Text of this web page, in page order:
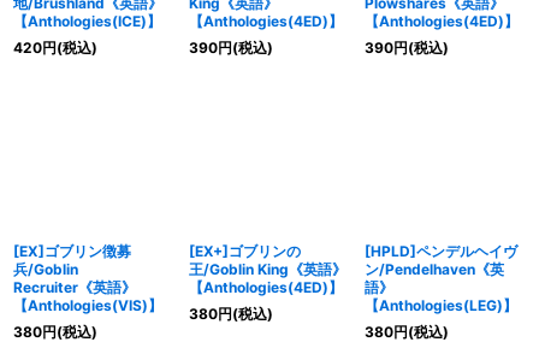
【Anthologies(ICE)】
420円(税込)
【Anthologies(4ED)】
390円(税込)
【Anthologies(4ED)】
390円(税込)
[EX]ゴブリン徴募
兵/Goblin
Recruiter《英語》
【Anthologies(VIS)】
380円(税込)
[EX+]ゴブリンの
王/Goblin King《英語》
【Anthologies(4ED)】
380円(税込)
[HPLD]ペンデルヘイヴ
ン/Pendelhaven《英
語》
【Anthologies(LEG)】
380円(税込)